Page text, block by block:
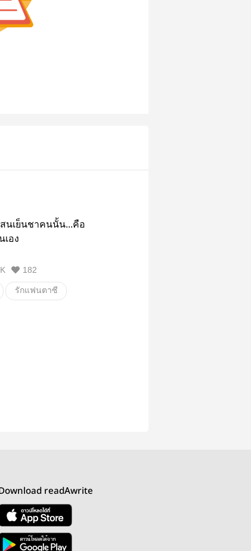
สนเย็นชาคนนั้น...คือ
อง
182
รักแฟนตาซี
readAwrite